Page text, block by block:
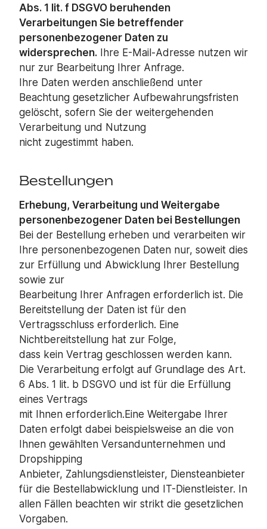
Abs. 1 lit. f DSGVO beruhenden
Verarbeitungen Sie betreffender
personenbezogener Daten zu
widersprechen. Ihre E-Mail-Adresse nutzen wir
nur zur Bearbeitung Ihrer Anfrage.
Ihre Daten werden anschließend unter
Beachtung gesetzlicher Aufbewahrungsfristen
gelöscht, sofern Sie der weitergehenden
Verarbeitung und Nutzung
nicht zugestimmt haben.
Bestellungen
Erhebung, Verarbeitung und Weitergabe
personenbezogener Daten bei Bestellungen
Bei der Bestellung erheben und verarbeiten wir
Ihre personenbezogenen Daten nur, soweit dies
zur Erfüllung und Abwicklung Ihrer Bestellung
sowie zur
Bearbeitung Ihrer Anfragen erforderlich ist. Die
Bereitstellung der Daten ist für den
Vertragsschluss erforderlich. Eine
Nichtbereitstellung hat zur Folge,
dass kein Vertrag geschlossen werden kann.
Die Verarbeitung erfolgt auf Grundlage des Art.
6 Abs. 1 lit. b DSGVO und ist für die Erfüllung
eines Vertrags
mit Ihnen erforderlich.Eine Weitergabe Ihrer
Daten erfolgt dabei beispielsweise an die von
Ihnen gewählten Versandunternehmen und
Dropshipping
Anbieter, Zahlungsdienstleister, Diensteanbieter
für die Bestellabwicklung und IT-Dienstleister. In
allen Fällen beachten wir strikt die gesetzlichen
Vorgaben.